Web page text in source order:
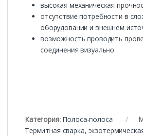
высокая механическая
отсутствие потребности в
оборудовании и внешнем
возможность проводить
соединения визуально.
Категория: Полоса-полоса
Термитная сварка,